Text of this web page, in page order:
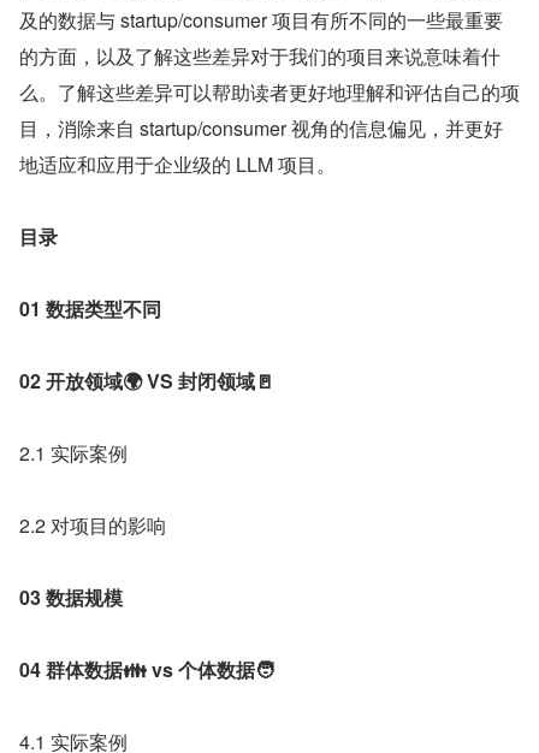
及的数据与 startup/consumer 项目有所不同的一些最重要
的方面，以及了解这些差异对于我们的项目来说意味着什
么。了解这些差异可以帮助读者更好地理解和评估自己的项
目，消除来自 startup/consumer 视角的信息偏见，并更好
地适应和应用于企业级的 LLM 项目。
目录
01 数据类型不同
02开放领域🌍 VS 封闭领域🚪
2.1 实际案例
2.2 对项目的影响
03数据规模
04群体数据👪 vs 个体数据🧑
4.1 实际案例